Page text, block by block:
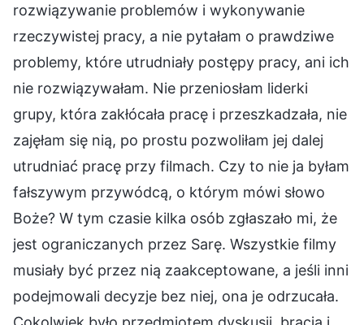
rozwiązywanie problemów i wykonywanie
rzeczywistej pracy, a nie pytałam o prawdziwe
problemy, które utrudniały postępy pracy, ani ich
nie rozwiązywałam. Nie przeniosłam liderki
grupy, która zakłócała pracę i przeszkadzała, nie
zajęłam się nią, po prostu pozwoliłam jej dalej
utrudniać pracę przy filmach. Czy to nie ja byłam
fałszywym przywódcą, o którym mówi słowo
Boże? W tym czasie kilka osób zgłaszało mi, że
jest ograniczanych przez Sarę. Wszystkie filmy
musiały być przez nią zaakceptowane, a jeśli inni
podejmowali decyzje bez niej, ona je odrzucała.